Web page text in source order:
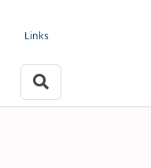
Links